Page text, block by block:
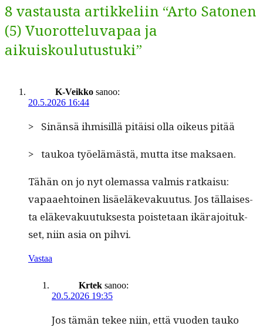
8 vastausta artikkeliin “Arto Satonen
(5) Vuorotteluvapaa ja
aikuiskoulutustuki”
K-Veikko sanoo:
20.5.2026 16:44
> Sinän­sä ihmisil­lä pitäisi olla oikeus pitää
> taukoa työelämästä, mut­ta itse maksaen.
Tähän on jo nyt ole­mas­sa valmis ratkaisu:
vapaae­htoinen lisäeläke­vaku­u­tus. Jos täl­lais­es­
ta eläke­vaku­u­tuk­ses­ta pois­te­taan ikära­joituk­
set, niin asia on pihvi.
Vastaa
Krtek sanoo:
20.5.2026 19:35
Jos tämän tekee niin, että vuo­den tauko